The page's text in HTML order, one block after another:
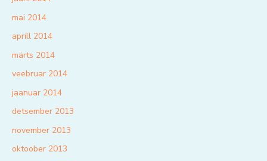
mai 2014
aprill 2014
märts 2014
veebruar 2014
jaanuar 2014
detsember 2013
november 2013
oktoober 2013